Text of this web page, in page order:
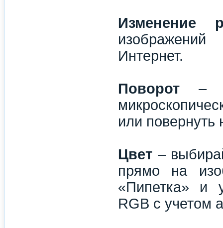
Изменение
Интернет.
Поворот –
или повернуть
Цвет –
прямо на
«Пипетка» и
RGB с учетом